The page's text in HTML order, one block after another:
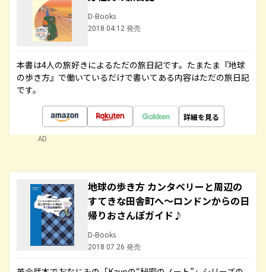
D-Books
2018.04.12 発売
本書は4人の旅好きによるただの旅日記です。たまたま『地球
の歩き方』で働いているだけで書いてある内容はただの旅日記
です。
詳細を見る
AD
地球の歩き方 カンタベリーと周辺の
すてきな田舎町へ～ロンドンからの日
帰りおさんぽガイド♪
D-Books
2018.07.26 発売